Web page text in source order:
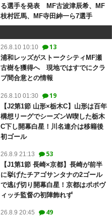
る選手を発表 MF古波津辰希、MF
枝村匠馬、MF寺田紳一ら7選手
26.8.10 10:10 13
浦和レッズがストークシティMF瀬
古樹を獲得へ 現地ではすでにクラ
ブ間合意との情報
26.8.10 01:30 19
【J2第1節 山形×栃木C】山形は百年
構想リーグでシーズンW喫した栃木
C下し開幕白星！川名連介は移籍後
初ゴール
26.8.9 21:13 53
【J1第1節 長崎×京都】長崎が前半
に挙げたチアゴサンタナの2ゴール
で逃げ切り開幕白星！京都はポポヴ
ィッチ監督の初陣飾れず
26.8.9 20:45 49